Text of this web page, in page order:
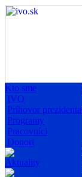
Kto sme
IVO
Príhovor prezidenta
Programy
Pracovníci
Donori
Aktuality